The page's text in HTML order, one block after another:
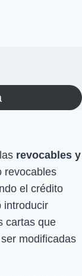
revocables y
revocables
el crédito
introducir
cartas que
modificadas